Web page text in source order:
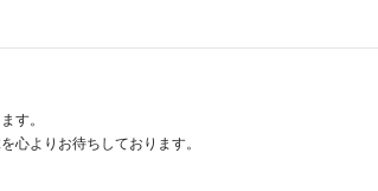
す。
心よりお待ちしております。